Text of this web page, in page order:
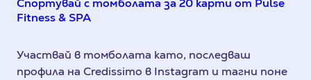
Спортувай с томболата за 20 карти от Pulse
Fitness & SPA
Участвай в томболата като, последваш
профила на Credissimo в Instagram и тагни поне